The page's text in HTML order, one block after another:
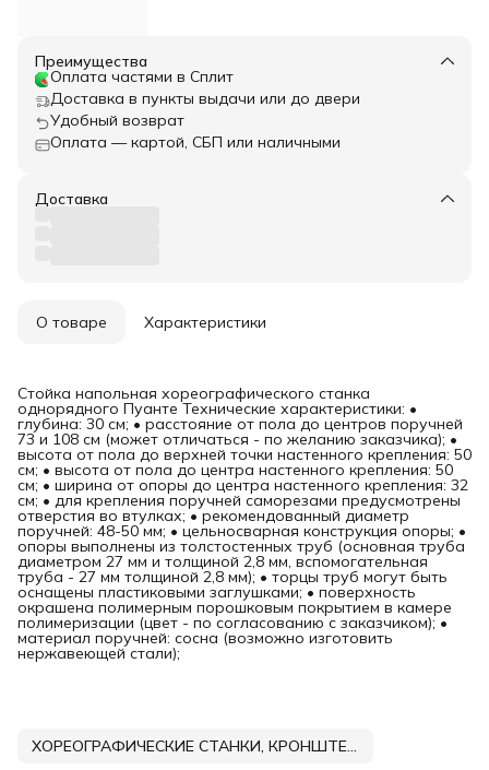
Преимущества
Оплата частями в Сплит
Доставка в пункты выдачи или до двери
Удобный возврат
Оплата — картой, СБП или наличными
Доставка
О товаре Характеристики
Стойка напольная хореографического станка
однорядного Пуанте Технические характеристики: •
глубина: 30 см; • расстояние от пола до центров поручней
73 и 108 см (может отличаться - по желанию заказчика); •
высота от пола до верхней точки настенного крепления: 50
см; • высота от пола до центра настенного крепления: 50
см; • ширина от опоры до центра настенного крепления: 32
см; • для крепления поручней саморезами предусмотрены
отверстия во втулках; • рекомендованный диаметр
поручней: 48-50 мм; • цельносварная конструкция опоры; •
опоры выполнены из толстостенных труб (основная труба
диаметром 27 мм и толщиной 2,8 мм, вспомогательная
труба - 27 мм толщиной 2,8 мм); • торцы труб могут быть
оснащены пластиковыми заглушками; • поверхность
окрашена полимерным порошковым покрытием в камере
полимеризации (цвет - по согласованию с заказчиком); •
материал поручней: сосна (возможно изготовить
нержавеющей стали);
ХОРЕОГРАФИЧЕСКИЕ СТАНКИ, КРОНШТЕЙНЫ, ПОРУЧНИ DNN